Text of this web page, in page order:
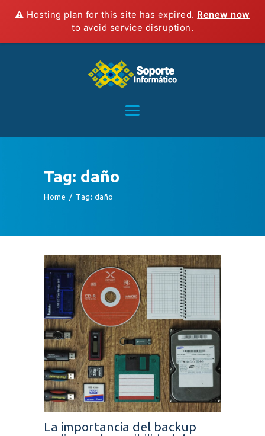
⚠️ Hosting plan for this site has expired. Renew now
to avoid service disruption.
Tag: daño
Home Tag: daño
HOME
BLOG
La importancia del backup